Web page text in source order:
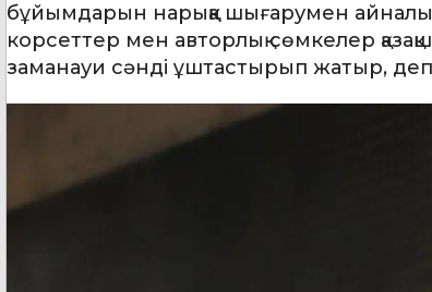
бұйымдарын нарыққа шығарумен
корсеттер мен авторлық сөмкелер
заманауи сәнді ұштастырып жатыр,